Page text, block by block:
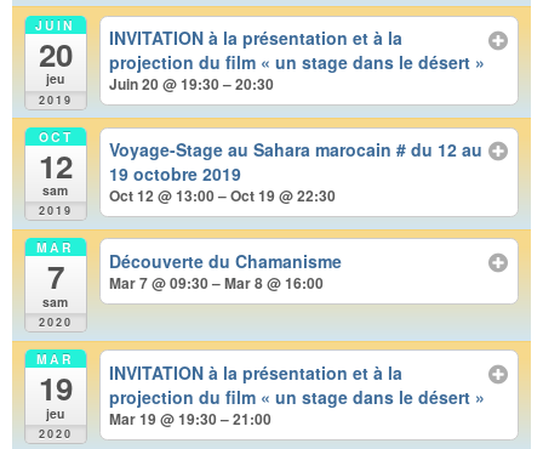
JUIN
20
jeu
2019
INVITATION à la présentation et à la
projection du film « un stage dans le désert »
Juin 20 @ 19:30 – 20:30
OCT
12
sam
2019
Voyage-Stage au Sahara marocain # du 12 au
19 octobre 2019
Oct 12 @ 13:00 – Oct 19 @ 22:30
MAR
7
sam
2020
Découverte du Chamanisme
Mar 7 @ 09:30 – Mar 8 @ 16:00
MAR
19
jeu
2020
INVITATION à la présentation et à la
projection du film « un stage dans le désert »
Mar 19 @ 19:30 – 21:00